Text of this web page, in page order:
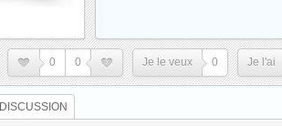
0 0 Je le veux 0 Je l'ai
DISCUSSION